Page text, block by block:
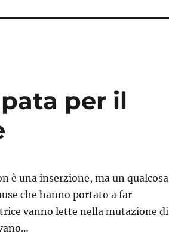
per il
è una inserzione, ma un qualcosa
che hanno portato a far
vanno lette nella mutazione di